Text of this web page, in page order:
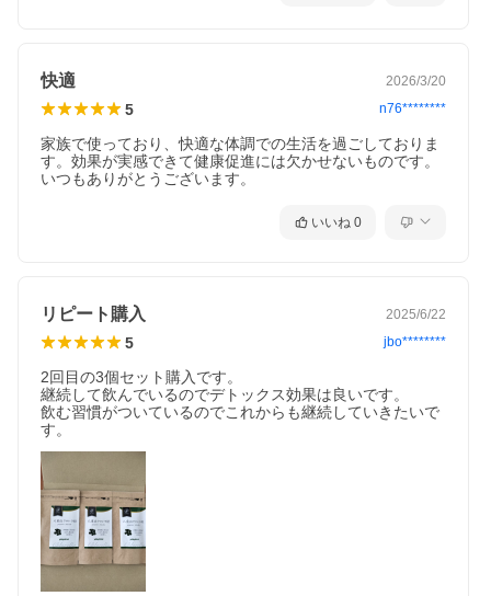
快適 2026/3/20
5 n76********
家族で使っており、快適な体調での生活を過ごしておりま
す。効果が実感できて健康促進には欠かせないものです。
いつもありがとうございます。
いいね 0
リピート購入 2025/6/22
5 jbo********
2回目の3個セット購入です。
継続して飲んでいるのでデトックス効果は良いです。
飲む習慣がついているのでこれからも継続していきたいで
す。